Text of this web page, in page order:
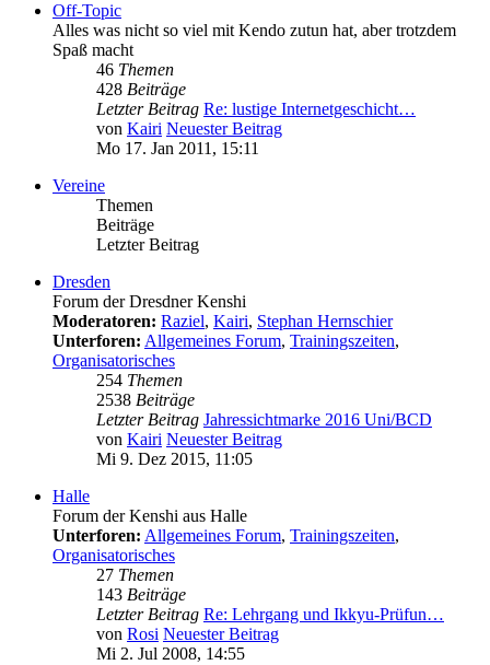
Off-Topic
Alles was nicht so viel mit Kendo zutun hat, aber trotzdem
Spaß macht
46 Themen
428 Beiträge
Letzter Beitrag Re: lustige Internetgeschicht…
von Kairi Neuester Beitrag
Mo 17. Jan 2011, 15:11
Vereine
Themen
Beiträge
Letzter Beitrag
Dresden
Forum der Dresdner Kenshi
Moderatoren: Raziel, Kairi, Stephan Hernschier
Unterforen: Allgemeines Forum, Trainingszeiten,
Organisatorisches
254 Themen
2538 Beiträge
Letzter Beitrag Jahressichtmarke 2016 Uni/BCD
von Kairi Neuester Beitrag
Mi 9. Dez 2015, 11:05
Halle
Forum der Kenshi aus Halle
Unterforen: Allgemeines Forum, Trainingszeiten,
Organisatorisches
27 Themen
143 Beiträge
Letzter Beitrag Re: Lehrgang und Ikkyu-Prüfun…
von Rosi Neuester Beitrag
Mi 2. Jul 2008, 14:55